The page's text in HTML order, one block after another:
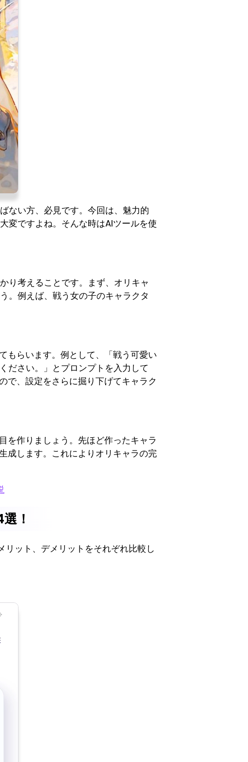
ない方、必見です。今回は、魅力的
変ですよね。そんな時はAIツールを使
り考えることです。まず、オリキャ
。例えば、戦う女の子のキャラクタ
もらいます。例として、「戦う可愛い
ださい。」とプロンプトを入力して
で、設定をさらに掘り下げてキャラク
を作りましょう。先ほど作ったキャラ
成します。これによりオリキャラの完
！
ット、デメリットをそれぞれ比較し